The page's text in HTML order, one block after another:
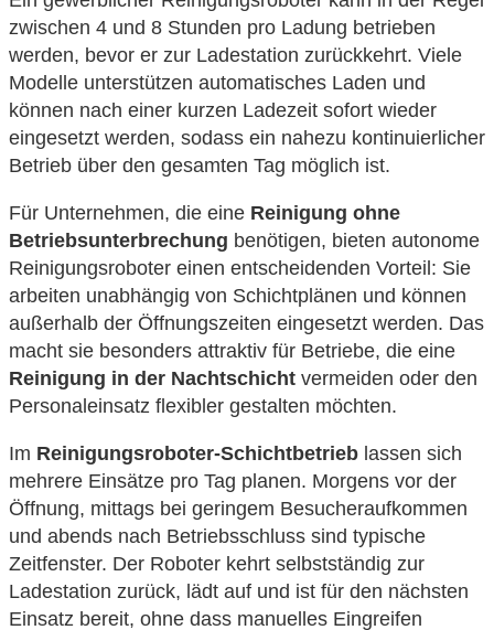
zwischen 4 und 8 Stunden pro Ladung betrieben
werden, bevor er zur Ladestation zurückkehrt. Viele
Modelle unterstützen automatisches Laden und
können nach einer kurzen Ladezeit sofort wieder
eingesetzt werden, sodass ein nahezu kontinuierlicher
Betrieb über den gesamten Tag möglich ist.
Für Unternehmen, die eine Reinigung ohne
Betriebsunterbrechung benötigen, bieten autonome
Reinigungsroboter einen entscheidenden Vorteil: Sie
arbeiten unabhängig von Schichtplänen und können
außerhalb der Öffnungszeiten eingesetzt werden. Das
macht sie besonders attraktiv für Betriebe, die eine
Reinigung in der Nachtschicht vermeiden oder den
Personaleinsatz flexibler gestalten möchten.
Im Reinigungsroboter-Schichtbetrieb lassen sich
mehrere Einsätze pro Tag planen. Morgens vor der
Öffnung, mittags bei geringem Besucheraufkommen
und abends nach Betriebsschluss sind typische
Zeitfenster. Der Roboter kehrt selbstständig zur
Ladestation zurück, lädt auf und ist für den nächsten
Einsatz bereit, ohne dass manuelles Eingreifen